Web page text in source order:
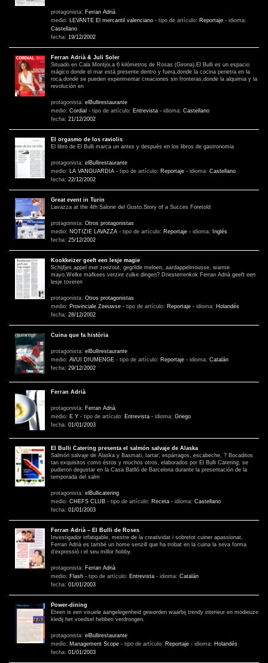
protagonista: Ferran Adrià
medio: LEVANTE El mercantil valenciano - tipo de artículo: Reportaje - idioma:
Castellano
fecha: 19/12/2002
Ferran Adrià & Juli Soler
Situado en Cala Montjoi,a 6 kilómetros de Rosas (Girona),El Bulli es un espacio
mágico donde el mar está presente dentro y fuera,donde la cocina penetra en la
roca,donde se pueden experimentar creaciones sin fronteras,donde la alquimia y la
revolución en
protagonista: elBullirestaurante
medio: Cordial - tipo de artículo: Entrevista - idioma: Castellano
fecha: 21/12/2002
El orgasmo de los raviolis
El libro de El Bulli marca un antes y después en los libros de gastronomia
protagonista: elBullirestaurante
medio: LA VANGUARDIA - tipo de artículo: Reportaje - idioma: Castellano
fecha: 22/12/2002
Great event in Turin
Lavazza at the 4th Salone del Gusto.Story of a Succes Foretold
protagonista: Otros protagonistas
medio: NOTIZIE LAVAZZA - tipo de artículo: Reportaje - idioma:
Inglés
fecha: 25/12/2002
Kookkeizer geeft een lesje magie
Schijfjes appel met zeezout, gegrilde meloen, aardappelmousse, warme
mayo.Welke mafkees verzint zulke dingen? Driesterrenkok Ferran Adrià geeft een
lesje toveren
protagonista: Otros protagonistas
medio: Provinciale Zeeuwse - tipo de artículo: Reportaje - idioma: Holandés
fecha: 28/12/2002
Cuina que fa història
protagonista: elBullirestaurante
medio: AVUI DIUMENGE - tipo de artículo: Reportaje - idioma: Catalán
fecha: 29/12/2002
Ferran Adrià
protagonista: Ferran Adrià
medio: E Y - tipo de artículo: Entrevista - idioma: Griego
fecha: 01/01/2003
El Bulli Catering presenta el salmón salvaje de Alaska
Salmón salvaje de Alaska y Basmati, tartar, espárragos, escabeche, ? Bocaditos
tan exquisitos como éstos y muchos otros, elaborados por El Bulli Catering, se
pudieron degustar en la Casa Batlló de Barcelona durante la presentación de la
temporada del salm
protagonista: elBullicatering
medio: CHEFS CLUB - tipo de artículo: Receta - idioma: Castellano
fecha: 01/01/2003
Ferran Adrià – El Bulli de Roses
Investigador infatigable, mestre de la creatividat i sobretot cuiner apassionat,
Ferran Adrià es també un home senzill que ha trobat en la cuina la seva forma
d’expressió i el seu millor hobby.
protagonista: Ferran Adrià
medio: Flash - tipo de artículo: Entrevista - idioma: Catalán
fecha: 01/01/2003
Power-dining
Eteen is een visuele aangelegenheid geworden waarbij trendy interieur en modieuze
kledij het voedsel hebben verdrongen.
protagonista: elBullirestaurante
medio: Management Scope - tipo de artículo: Reportaje - idioma: Holandés
fecha: 01/01/2003